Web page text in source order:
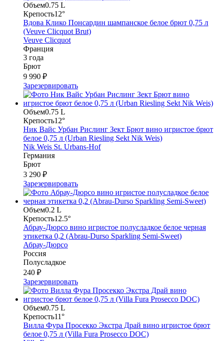
Объем0.75 L
Крепость12°
Вдова Клико Понсардин шампанское белое брют 0,75 л
(Veuve Clicquot Brut)
Veuve Clicquot
Франция
3 года
Брют
9 990 ₽
Зарезервировать
Объем0.75 L
Крепость12°
Ник Вайс Урбан Рислинг Зект Брют вино игристое брют
белое 0,75 л (Urban Riesling Sekt Nik Weis)
Nik Weis St. Urbans-Hof
Германия
Брют
3 290 ₽
Зарезервировать
Объем0.2 L
Крепость12.5°
Абрау-Дюрсо вино игристое полусладкое белое черная
этикетка 0,2 (Abrau-Durso Sparkling Semi-Sweet)
Абрау-Дюрсо
Россия
Полусладкое
240 ₽
Зарезервировать
Объем0.75 L
Крепость11°
Вилла Фура Просекко Экстра Драй вино игристое брют
белое 0,75 л (Villa Fura Prosecco DOC)